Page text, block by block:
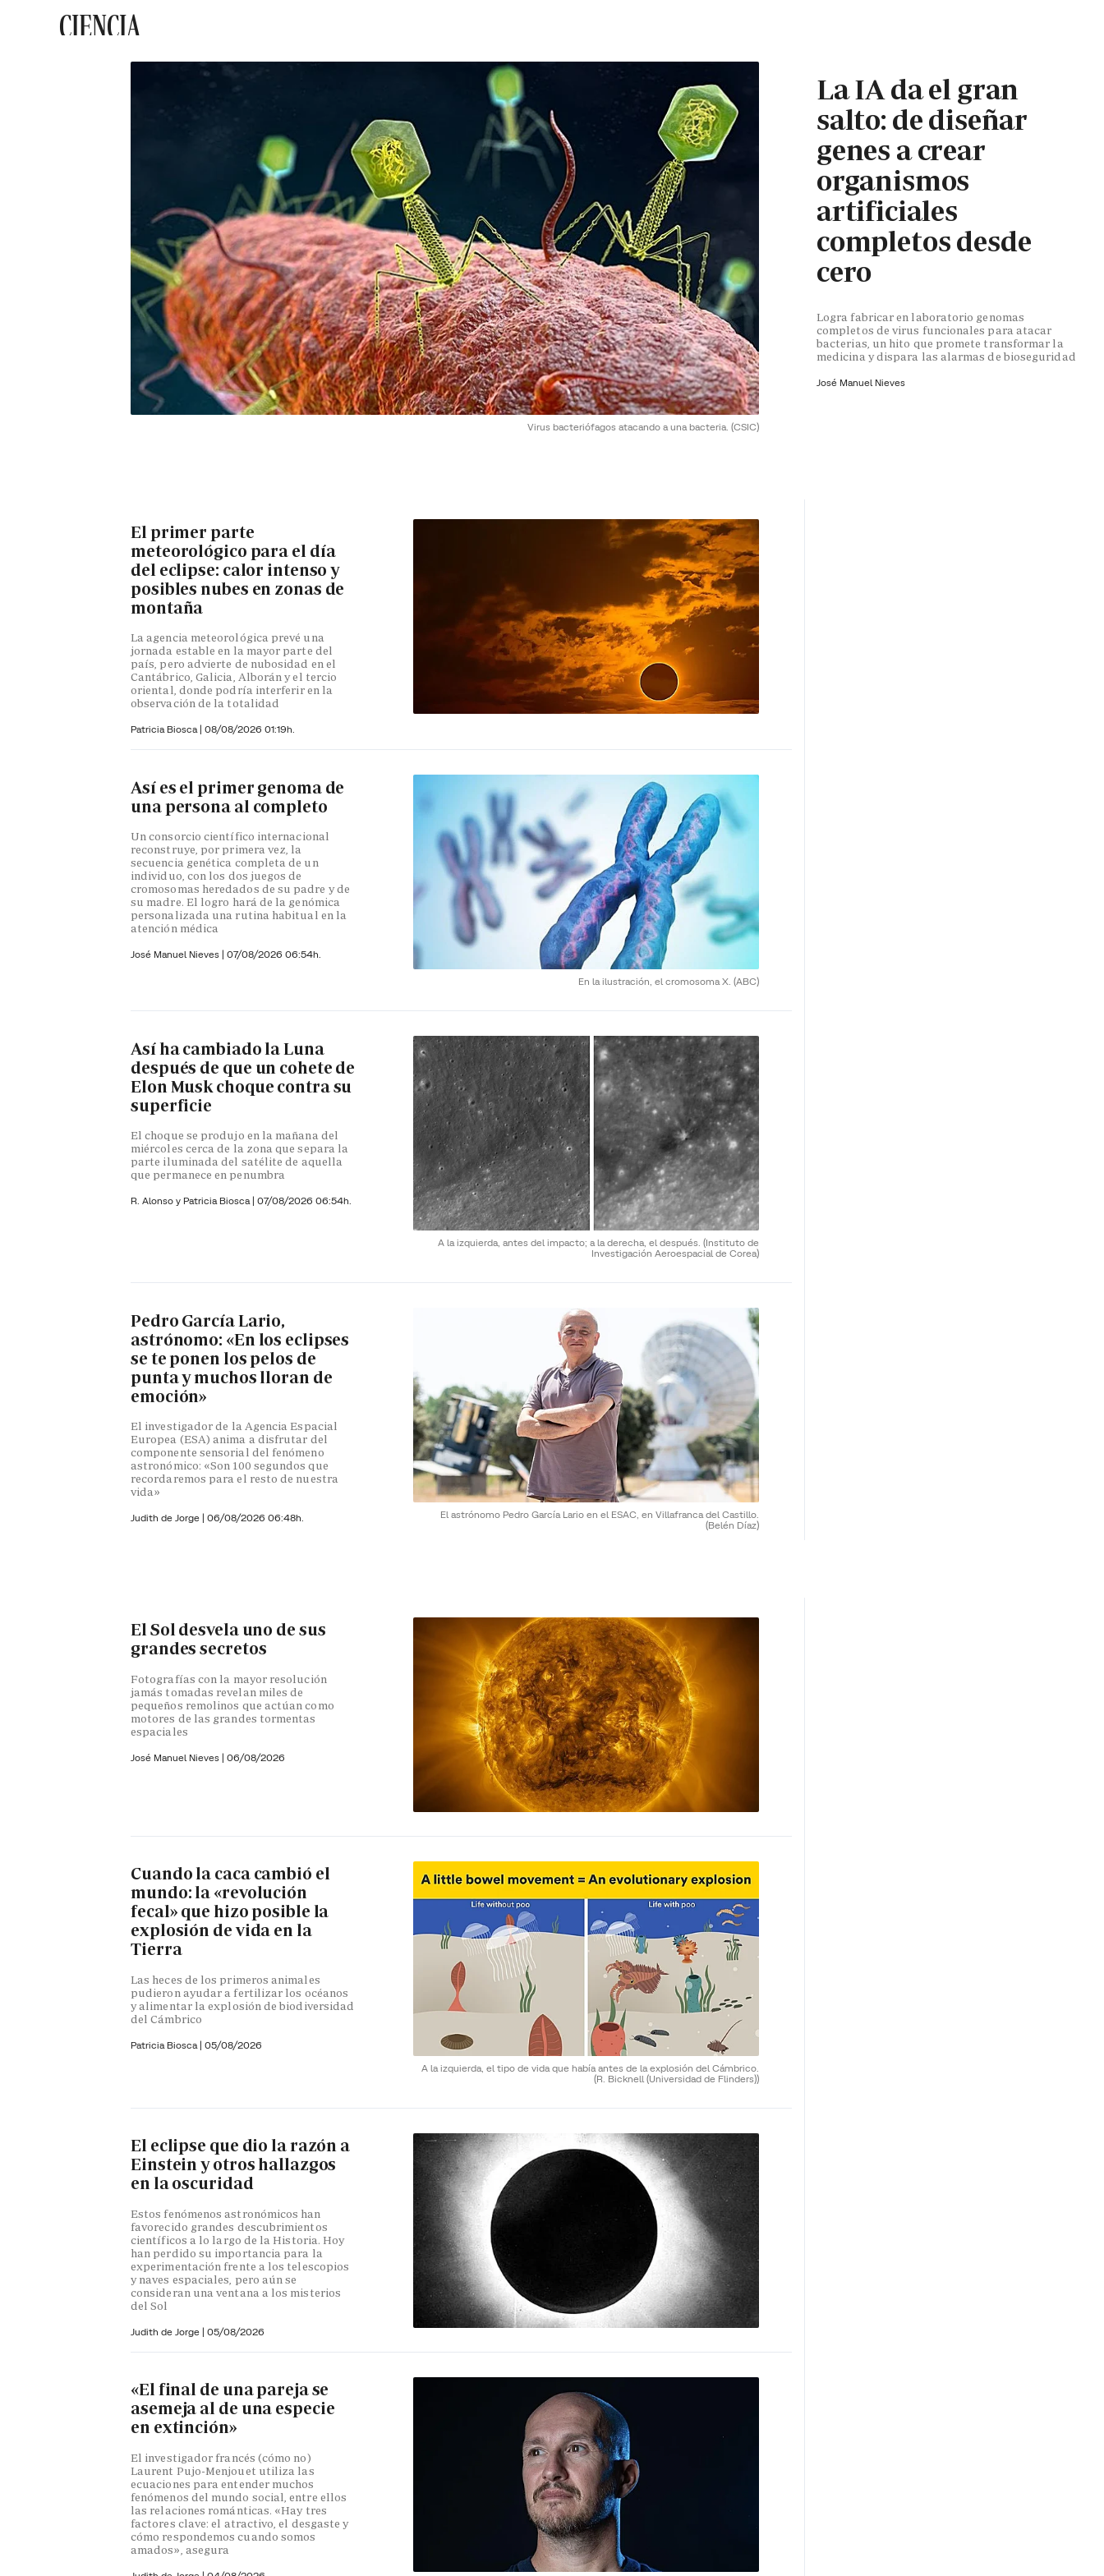
CIENCIA
Virus bacteriófagos atacando a una bacteria. (CSIC)
La IA da el gran
salto: de diseñar
genes a crear
organismos
artificiales
completos desde
cero
Logra fabricar en laboratorio genomas
completos de virus funcionales para atacar
bacterias, un hito que promete transformar la
medicina y dispara las alarmas de bioseguridad
José Manuel Nieves
El primer parte
meteorológico para el día
del eclipse: calor intenso y
posibles nubes en zonas de
montaña
La agencia meteorológica prevé una
jornada estable en la mayor parte del
país, pero advierte de nubosidad en el
Cantábrico, Galicia, Alborán y el tercio
oriental, donde podría interferir en la
observación de la totalidad
Patricia Biosca | 08/08/2026 01:19h.
En la ilustración, el cromosoma X. (ABC)
Así es el primer genoma de
una persona al completo
Un consorcio científico internacional
reconstruye, por primera vez, la
secuencia genética completa de un
individuo, con los dos juegos de
cromosomas heredados de su padre y de
su madre. El logro hará de la genómica
personalizada una rutina habitual en la
atención médica
José Manuel Nieves | 07/08/2026 06:54h.
A la izquierda, antes del impacto; a la derecha, el después. (Instituto de
Investigación Aeroespacial de Corea)
Así ha cambiado la Luna
después de que un cohete de
Elon Musk choque contra su
superficie
El choque se produjo en la mañana del
miércoles cerca de la zona que separa la
parte iluminada del satélite de aquella
que permanece en penumbra
R. Alonso y Patricia Biosca | 07/08/2026 06:54h.
El astrónomo Pedro García Lario en el ESAC, en Villafranca del Castillo.
(Belén Díaz)
Pedro García Lario,
astrónomo: «En los eclipses
se te ponen los pelos de
punta y muchos lloran de
emoción»
El investigador de la Agencia Espacial
Europea (ESA) anima a disfrutar del
componente sensorial del fenómeno
astronómico: «Son 100 segundos que
recordaremos para el resto de nuestra
vida»
Judith de Jorge | 06/08/2026 06:48h.
El Sol desvela uno de sus
grandes secretos
Fotografías con la mayor resolución
jamás tomadas revelan miles de
pequeños remolinos que actúan como
motores de las grandes tormentas
espaciales
José Manuel Nieves | 06/08/2026
A la izquierda, el tipo de vida que había antes de la explosión del Cámbrico.
(R. Bicknell (Universidad de Flinders))
Cuando la caca cambió el
mundo: la «revolución
fecal» que hizo posible la
explosión de vida en la
Tierra
Las heces de los primeros animales
pudieron ayudar a fertilizar los océanos
y alimentar la explosión de biodiversidad
del Cámbrico
Patricia Biosca | 05/08/2026
El eclipse que dio la razón a
Einstein y otros hallazgos
en la oscuridad
Estos fenómenos astronómicos han
favorecido grandes descubrimientos
científicos a lo largo de la Historia. Hoy
han perdido su importancia para la
experimentación frente a los telescopios
y naves espaciales, pero aún se
consideran una ventana a los misterios
del Sol
Judith de Jorge | 05/08/2026
«El final de una pareja se
asemeja al de una especie
en extinción»
El investigador francés (cómo no)
Laurent Pujo-Menjouet utiliza las
ecuaciones para entender muchos
fenómenos del mundo social, entre ellos
las relaciones románticas. «Hay tres
factores clave: el atractivo, el desgaste y
cómo respondemos cuando somos
amados», asegura